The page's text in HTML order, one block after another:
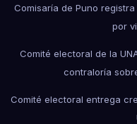
Comisaría de Puno
por
Comité electoral de la
contraloría
Comité electoral entrega